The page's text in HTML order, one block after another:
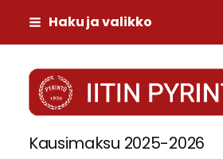
Siirry
sivun
sisältöön
Haku ja valikko
Iitin Pyrintö
Kausimaksu 2025-2026